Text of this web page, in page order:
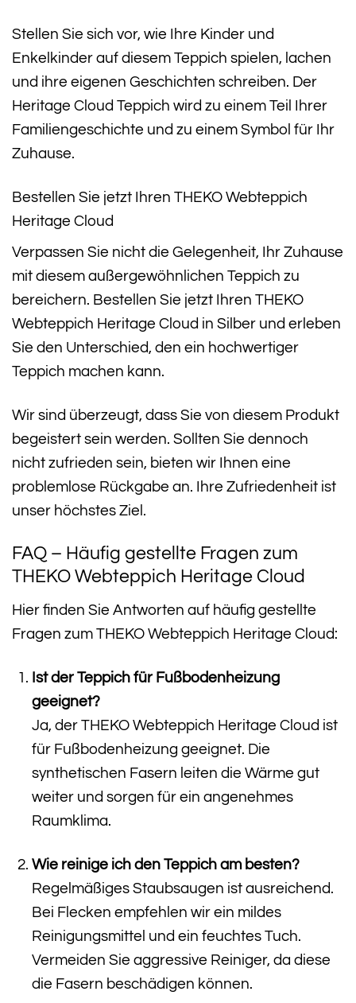
Stellen Sie sich vor, wie Ihre Kinder und
Enkelkinder auf diesem Teppich spielen, lachen
und ihre eigenen Geschichten schreiben. Der
Heritage Cloud Teppich wird zu einem Teil Ihrer
Familiengeschichte und zu einem Symbol für Ihr
Zuhause.
Bestellen Sie jetzt Ihren THEKO Webteppich
Heritage Cloud
Verpassen Sie nicht die Gelegenheit, Ihr Zuhause
mit diesem außergewöhnlichen Teppich zu
bereichern. Bestellen Sie jetzt Ihren THEKO
Webteppich Heritage Cloud in Silber und erleben
Sie den Unterschied, den ein hochwertiger
Teppich machen kann.
Wir sind überzeugt, dass Sie von diesem Produkt
begeistert sein werden. Sollten Sie dennoch
nicht zufrieden sein, bieten wir Ihnen eine
problemlose Rückgabe an. Ihre Zufriedenheit ist
unser höchstes Ziel.
FAQ – Häufig gestellte Fragen zum
THEKO Webteppich Heritage Cloud
Hier finden Sie Antworten auf häufig gestellte
Fragen zum THEKO Webteppich Heritage Cloud:
Ist der Teppich für Fußbodenheizung
geeignet?
Ja, der THEKO Webteppich Heritage Cloud ist
für Fußbodenheizung geeignet. Die
synthetischen Fasern leiten die Wärme gut
weiter und sorgen für ein angenehmes
Raumklima.
Wie reinige ich den Teppich am besten?
Regelmäßiges Staubsaugen ist ausreichend.
Bei Flecken empfehlen wir ein mildes
Reinigungsmittel und ein feuchtes Tuch.
Vermeiden Sie aggressive Reiniger, da diese
die Fasern beschädigen können.